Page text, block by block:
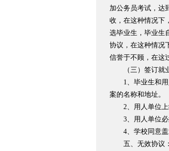
加公务员考试，达
收，在这种情况下
选毕业生，毕业生
协议，在这种情况
信誉于不顾，在这
（三）签订就
1、毕业生和用
案的名称和地址。
2、用人单位上
3、用人单位必
4、学校同意盖
五、无效协议：